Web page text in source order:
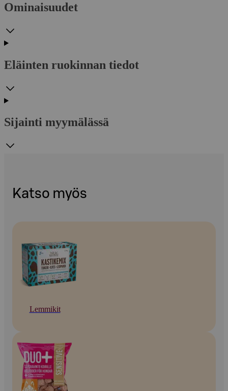
Ominaisuudet
Eläinten ruokinnan tiedot
Sijainti myymälässä
Katso myös
Lemmikit